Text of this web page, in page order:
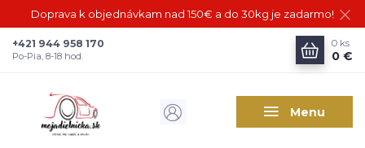
Doprava k objednávkam nad 150€ a do 30kg je zadarmo!
Menu
+421 944 958 170
Po-Pia, 8-18 hod.
0 ks
0 €